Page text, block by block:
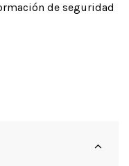
de seguridad